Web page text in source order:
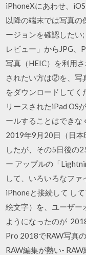
iPhoneXにあわせ、
以降の端末では写真の
ージョンを確認した
レビュー」からJPG、
写真（HEIC）を利用
されたい方は②を、
をダウンロードしてく
リースされたiPad OS
ールすることはできな
2019年9月20日（日本
したが、その5日後の
ー アップルの「
して、いろいろなフ
iPhoneと接続して し
絵文字）を、ユーザー
ようになったのが
Pro 2018でRAW写真
RAW編集が熱い-